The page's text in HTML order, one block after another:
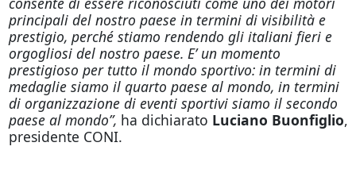
principali del nostro paese in termini di visibilità e
prestigio, perché stiamo rendendo gli italiani fieri e
orgogliosi del nostro paese. E’ un momento
prestigioso per tutto il mondo sportivo: in termini di
medaglie siamo il quarto paese al mondo, in termini
di organizzazione di eventi sportivi siamo il secondo
paese al mondo”, ha dichiarato Luciano Buonfiglio,
presidente CONI.